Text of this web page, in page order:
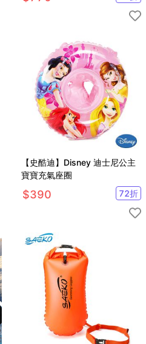
【史酷迪】Disney 迪士尼公主
寶寶充氣座圈
$390 72折